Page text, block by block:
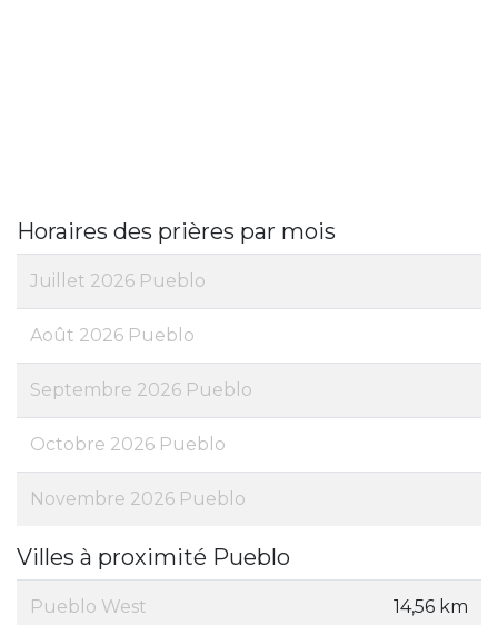
Horaires des prières par mois
Juillet 2026 Pueblo
Août 2026 Pueblo
Septembre 2026 Pueblo
Octobre 2026 Pueblo
Novembre 2026 Pueblo
Villes à proximité Pueblo
Pueblo West 14,56 km